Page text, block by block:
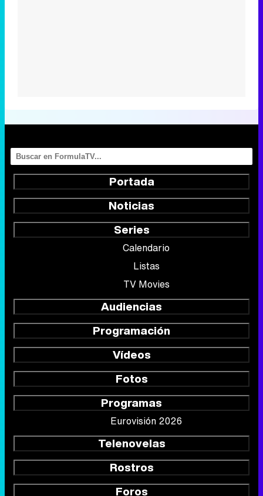
Portada
Noticias
Series
Calendario
Listas
TV Movies
Audiencias
Programación
Vídeos
Fotos
Programas
Eurovisión 2026
Telenovelas
Rostros
Foros